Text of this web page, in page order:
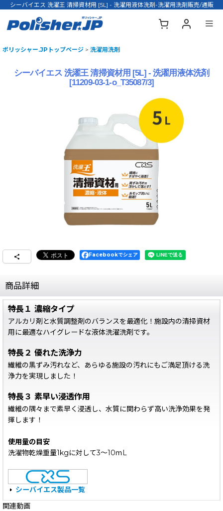
シーバイエス 洗濯王 清掃資材用 [5L] - 洗濯用液体洗剤-洗濯用洗剤販売/通販
ポリッシャー.JPトップページ > 洗濯用洗剤
シーバイエス 洗濯王 清掃資材用 [5L] - 洗濯用液体洗剤
[11209-03-1-o_T35087/3]
Facebookでシェア
商品詳細
特長１ 濃縮タイプ
アルカリ剤と水質調整剤のバランスを最適化！施設内の清掃資材
用に最適なハイグレードな液体洗濯洗剤です。
特長２ 優れた洗浄力
繊維の黒ずみ汚れなど、あらゆる施設の汚れにもご満足頂ける洗
浄力を実現しました！
特長３ 素早い浸透作用
繊維の隅々まで素早く浸透し、水質に関わらず高い洗浄効果を発
揮します！
使用量の目安
洗濯物乾燥重量1kgに対して3〜10ｍL
シーバイエス製品一覧
関連動画